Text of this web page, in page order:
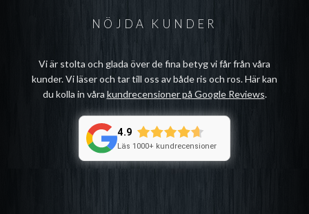
NÖJDA KUNDER
Vi är stolta och glada över de fina betyg vi får från våra
kunder. Vi läser och tar till oss av både ris och ros. Här kan
du kolla in våra kundrecensioner på Google Reviews.
4.9
Läs 1000+ kundrecensioner